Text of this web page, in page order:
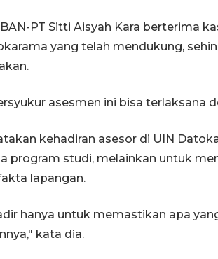
PT Sitti Aisyah Kara berterima
yang telah mendukung,
asesmen ini bisa terlaksana
kehadiran asesor di UIN
program studi, melainkan untuk
lapangan.
hanya untuk memastikan apa
kata dia.